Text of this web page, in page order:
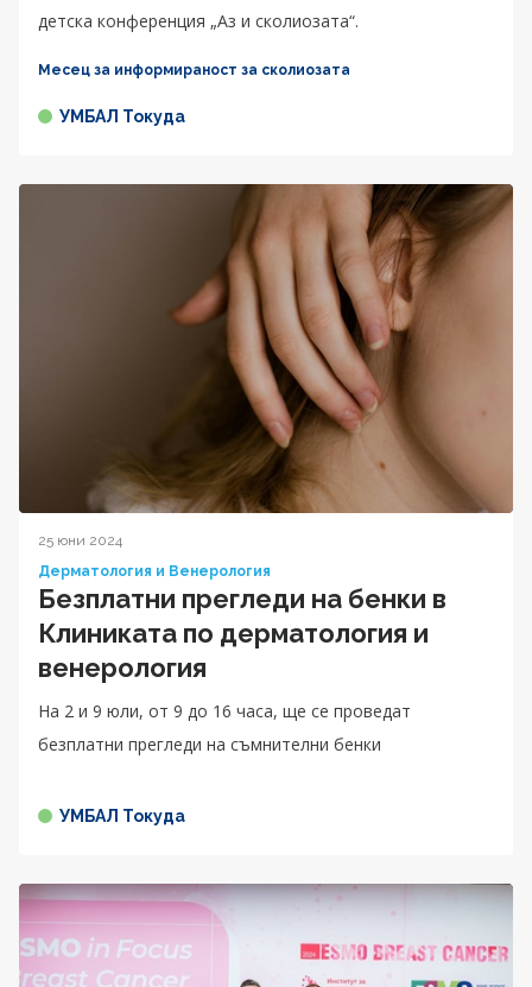
детска конференция „Аз и сколиозата“.
Месец за информираност за сколиозата
УМБАЛ Токуда
25 юни 2024
Дерматология и Венерология
Безплатни прегледи на бенки в
Клиниката по дерматология и
венерология
На 2 и 9 юли, от 9 до 16 часа, ще се проведат
безплатни прегледи на съмнителни бенки
УМБАЛ Токуда